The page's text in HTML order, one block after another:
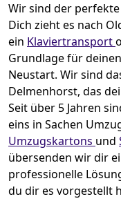
Wir sind der
Dich zieht es nach
ein Klaviertransport
Grundlage für
Neustart. Wir sind
Delmenhorst, das
Seit über 5 Jahren
eins in Sachen
Umzugskartons und
übersenden wir dir
professionelle
du dir es vorgestellt